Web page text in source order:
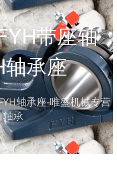
带座轴
承座
轴承座-唯盛机械专营
轴承